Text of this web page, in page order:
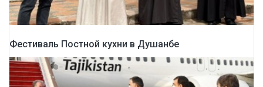
Фестиваль Постной кухни в Душанбе